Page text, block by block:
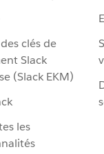
clés de
Slack
(Slack EKM)
les